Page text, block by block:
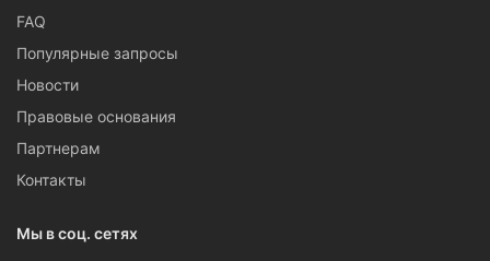
FAQ
Популярные запросы
Новости
Правовые основания
Партнерам
Контакты
Мы в соц. сетях